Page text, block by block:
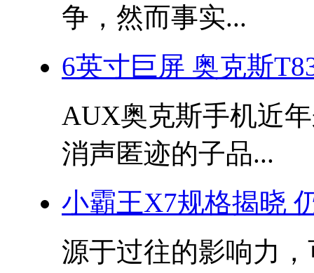
争，然而事实...
6英寸巨屏 奥克斯
AUX奥克斯手机近
消声匿迹的子品...
小霸王X7规格揭晓
源于过往的影响力